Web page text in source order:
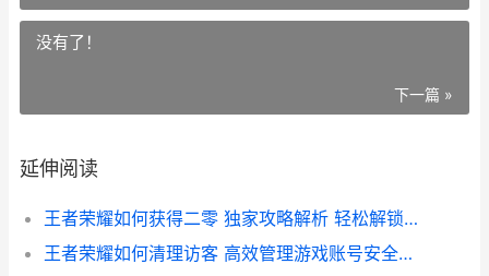
没有了！
下一篇 »
延伸阅读
王者荣耀如何获得二零 独家攻略解析 轻松解锁游戏福利
王者荣耀如何清理访客 高效管理游戏账号安全指南